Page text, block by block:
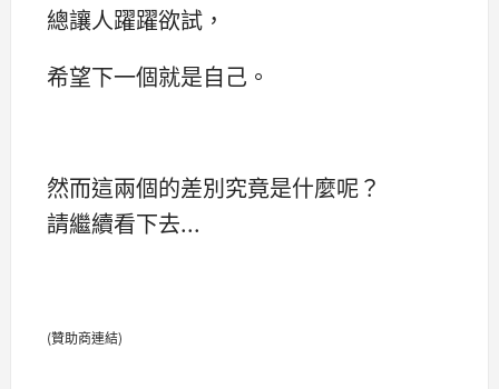
總讓人躍躍欲試，
希望下一個就是自己。
然而這兩個的差別究竟是什麼呢？
請繼續看下去...
(贊助商連結)